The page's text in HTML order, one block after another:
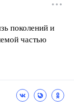
поколений и
частью